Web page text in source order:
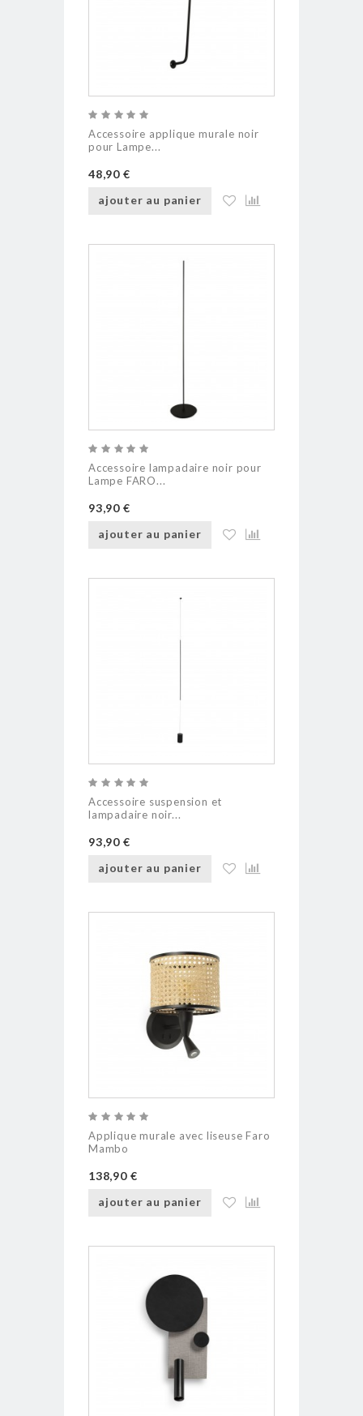
Accessoire applique murale noir
pour Lampe...
48,90 €
ajouter au panier
Accessoire lampadaire noir pour
Lampe FARO...
93,90 €
ajouter au panier
Accessoire suspension et
lampadaire noir...
93,90 €
ajouter au panier
Applique murale avec liseuse Faro
Mambo
138,90 €
ajouter au panier